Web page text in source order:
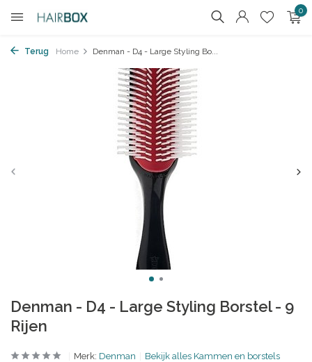
0
Terug Home Denman - D4 - Large Styling Bo...
Denman - D4 - Large Styling Borstel - 9
Rijen
Merk: Denman Bekijk alles Kammen en borstels